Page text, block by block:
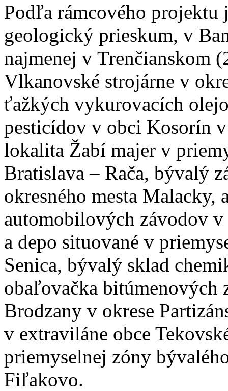
Podľa rámcového
geologický prieskum, v
najmenej v Trenčianskom
Vlkanovské strojárne v
ťažkých vykurovacích
pesticídov v obci Kosorín
lokalita Žabí majer v
Bratislava – Rača, bývalý
okresného mesta
automobilových závodov v
a depo situované v
Senica, bývalý sklad
obaľovačka bitúmenových
Brodzany v okrese
v extraviláne obce
priemyselnej zóny
Fiľakovo.